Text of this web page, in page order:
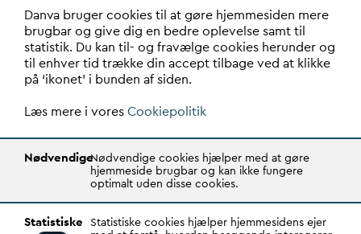
København
Vester Farimagsgade 1, 5. sal.
1606 København V
Tlf.: 70 21 00 55
d
a.dk
Transparency Register: REG 0105047100027-26
Danva bruger cookies til at gøre hjemmesiden mere
brugbar og give dig en bedre oplevelse samt til
statistik. Du kan til- og fravælge cookies herunder og
til enhver tid trække din accept tilbage ved at klikke
på ‘ikonet’ i bunden af siden.
Læs mere i voresCookiepolitik
NødvendigeNødvendige cookies hjælper med at gøre
hjemmeside brugbar og kan ikke fungere
optimalt uden disse cookies.
Statistiske Statistiske cookies hjælper hjemmesidens ejer